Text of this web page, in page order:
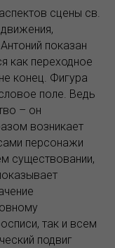
сцены св.
показан
как переходное
конец. Фигура
поле. Ведь
– он
возникает
персонажи
существовании,
так и всем
подвиг